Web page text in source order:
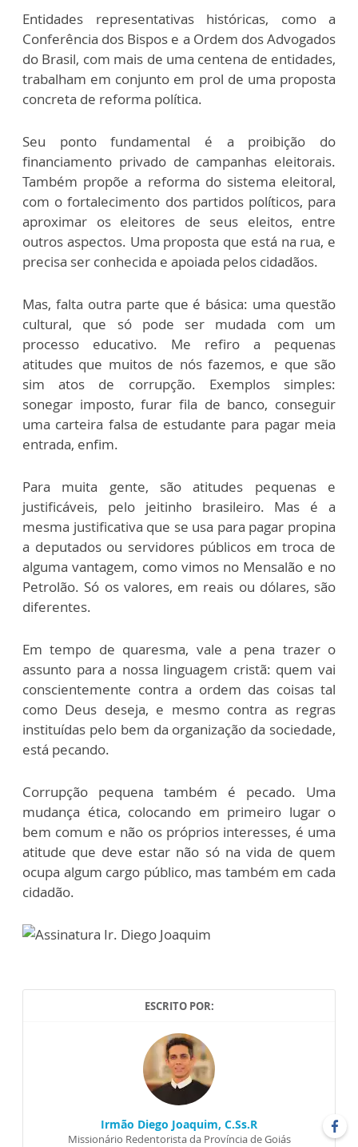
Entidades representativas históricas, como a
Conferência dos Bispos e a Ordem dos Advogados
do Brasil, com mais de uma centena de entidades,
trabalham em conjunto em prol de uma proposta
concreta de reforma política.
Seu ponto fundamental é a proibição do
financiamento privado de campanhas eleitorais.
Também propõe a reforma do sistema eleitoral,
com o fortalecimento dos partidos políticos, para
aproximar os eleitores de seus eleitos, entre
outros aspectos. Uma proposta que está na rua, e
precisa ser conhecida e apoiada pelos cidadãos.
Mas, falta outra parte que é básica: uma questão
cultural, que só pode ser mudada com um
processo educativo. Me refiro a pequenas
atitudes que muitos de nós fazemos, e que são
sim atos de corrupção. Exemplos simples:
sonegar imposto, furar fila de banco, conseguir
uma carteira falsa de estudante para pagar meia
entrada, enfim.
Para muita gente, são atitudes pequenas e
justificáveis, pelo jeitinho brasileiro. Mas é a
mesma justificativa que se usa para pagar propina
a deputados ou servidores públicos em troca de
alguma vantagem, como vimos no Mensalão e no
Petrolão. Só os valores, em reais ou dólares, são
diferentes.
Em tempo de quaresma, vale a pena trazer o
assunto para a nossa linguagem cristã: quem vai
conscientemente contra a ordem das coisas tal
como Deus deseja, e mesmo contra as regras
instituídas pelo bem da organização da sociedade,
está pecando.
Corrupção pequena também é pecado. Uma
mudança ética, colocando em primeiro lugar o
bem comum e não os próprios interesses, é uma
atitude que deve estar não só na vida de quem
ocupa algum cargo público, mas também em cada
cidadão.
ESCRITO POR:
Irmão Diego Joaquim, C.Ss.R
Missionário Redentorista da Província de Goiás